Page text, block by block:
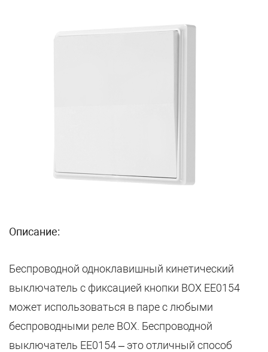
Описание:
Беспроводной одноклавишный кинетический
выключатель с фиксацией кнопки BOX EE0154
может использоваться в паре с любыми
беспроводными реле BOX. Беспроводной
выключатель EE0154 – это отличный способ